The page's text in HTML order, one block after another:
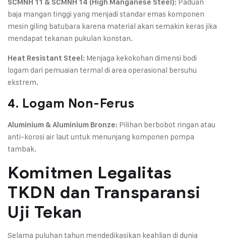
SCMNH 11 & SCMNH 14 (High Manganese Steel):
baja mangan tinggi yang menjadi standar emas komponen
mesin giling batubara karena material akan semakin keras jika
mendapat tekanan pukulan konstan.
Heat Resistant Steel: Menjaga kekokohan dimensi bodi
logam dari pemuaian termal di area operasional bersuhu
ekstrem.
4. Logam Non-Ferus
Aluminium & Aluminium Bronze: Pilihan berbobot ringan atau
anti-korosi air laut untuk menunjang komponen pompa
tambak.
Komitmen Legalitas
TKDN dan Transparansi
Uji Tekan
Selama puluhan tahun mendedikasikan keahlian di dunia